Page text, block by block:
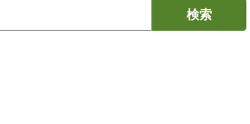
検索